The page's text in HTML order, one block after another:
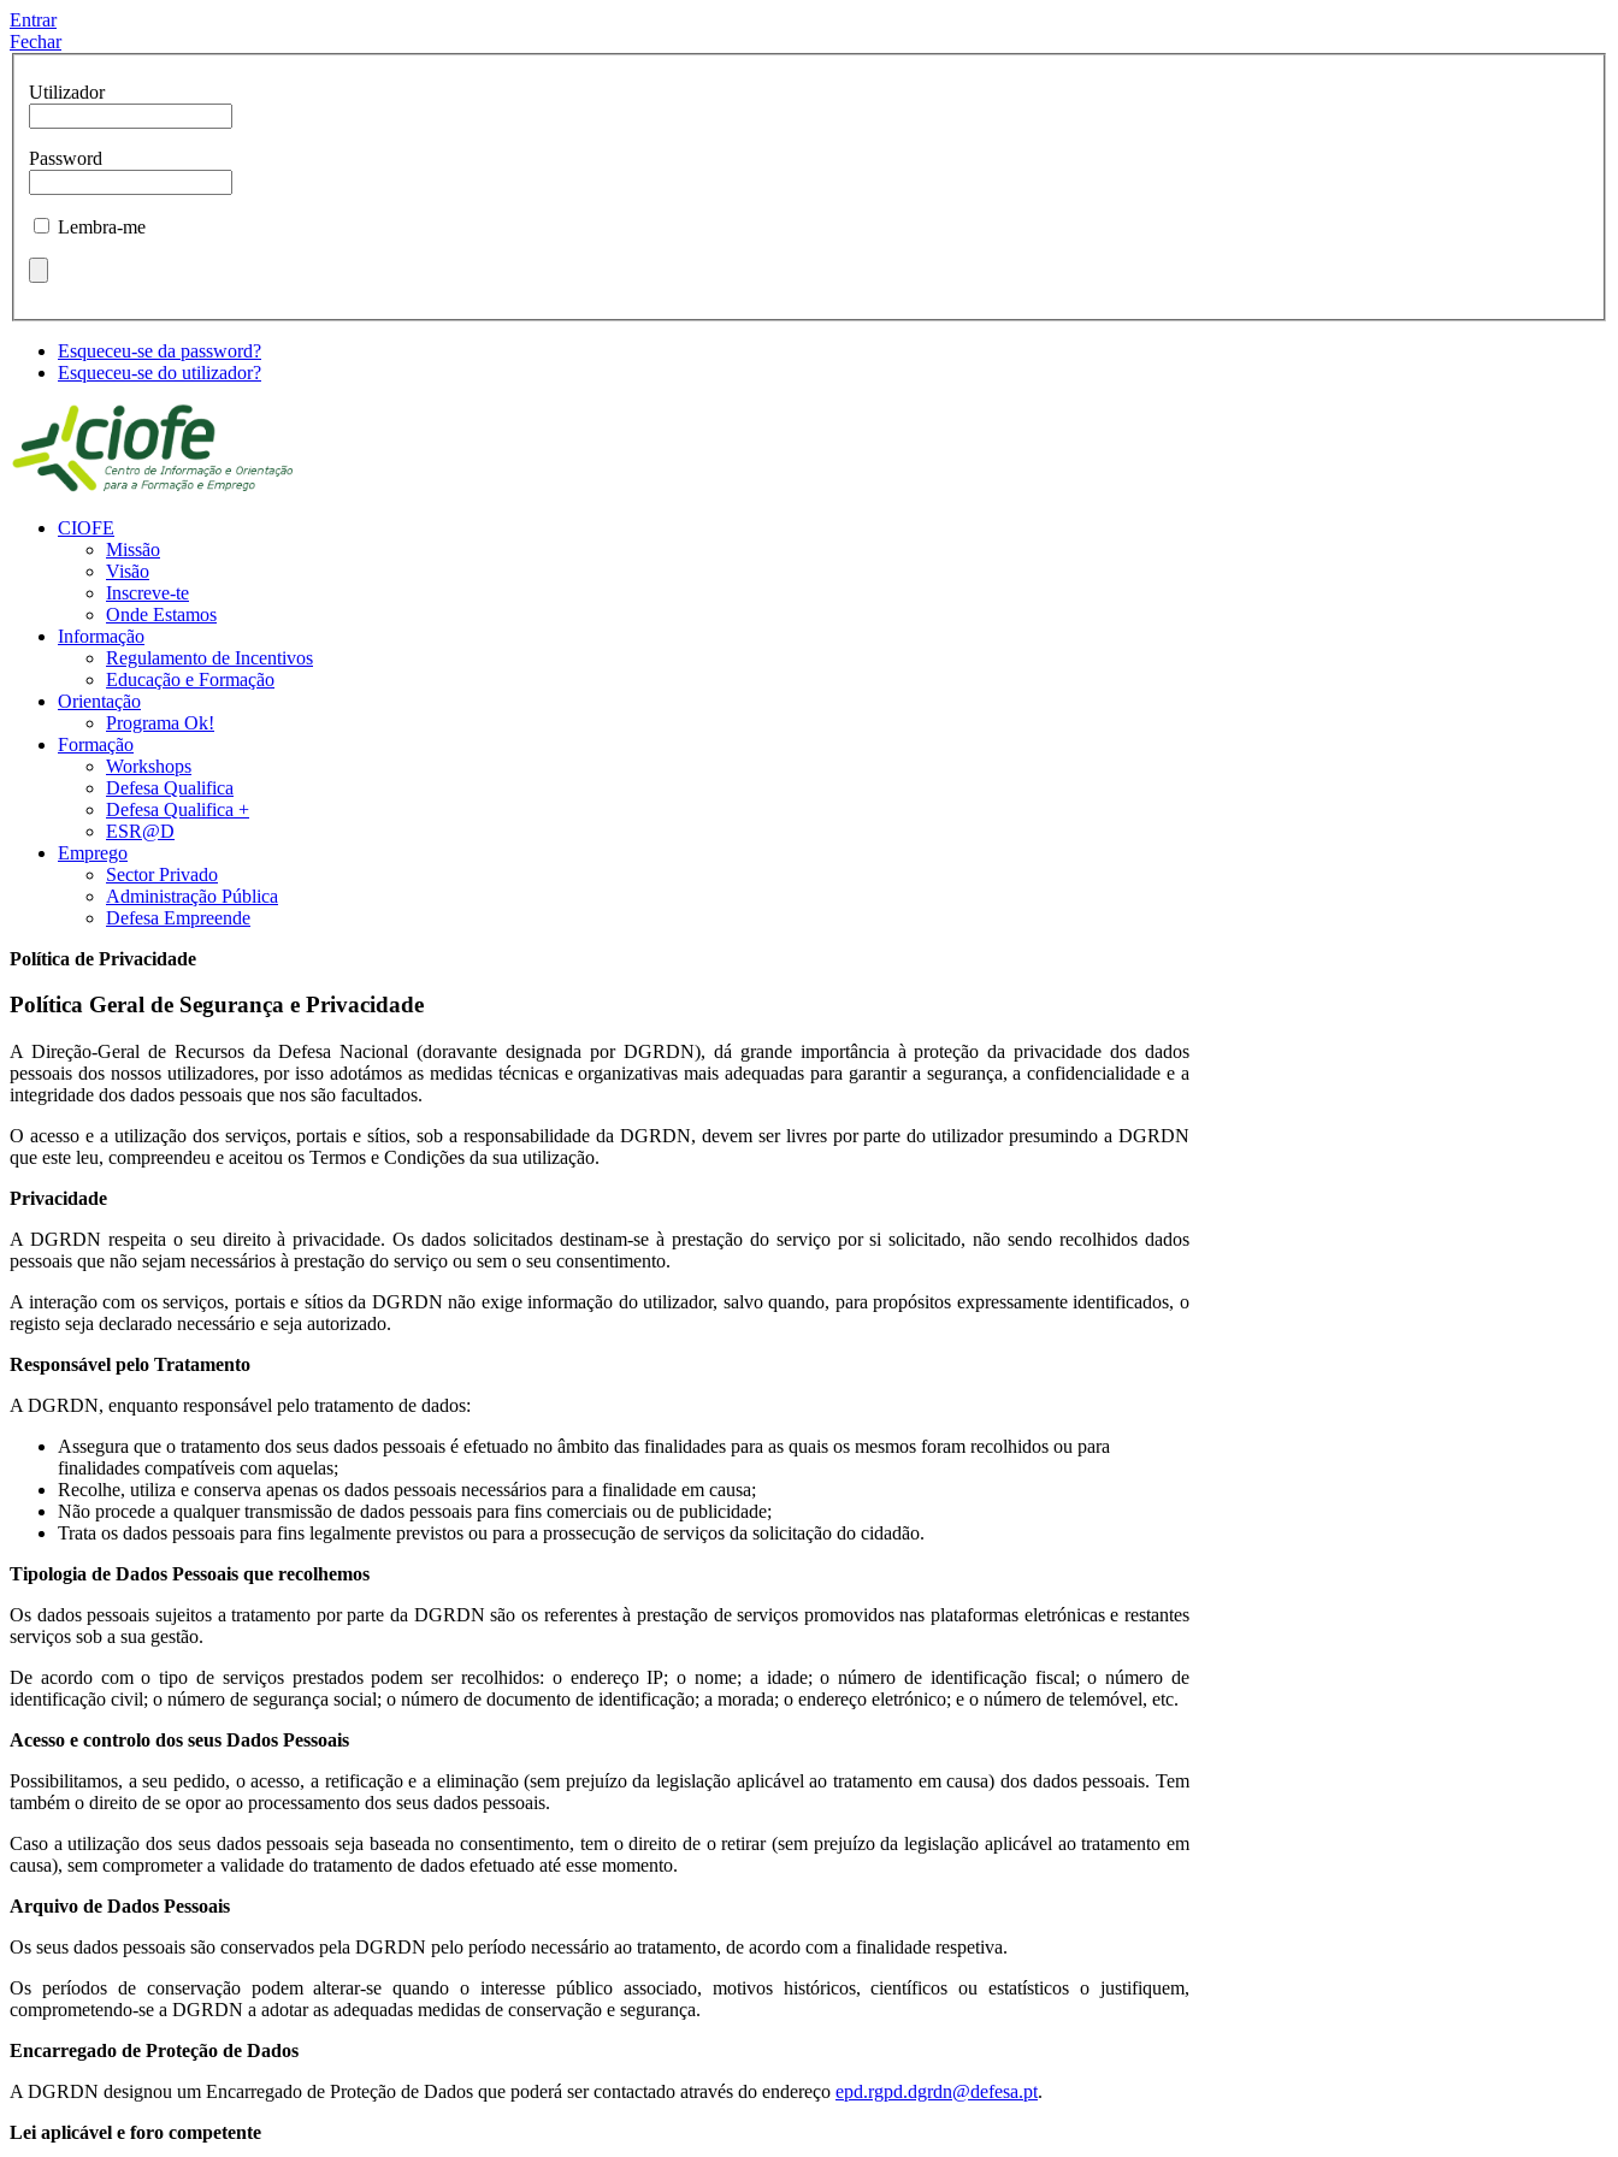
Entrar
Fechar
Utilizador
Password
Lembra-me
Esqueceu-se da password?
Esqueceu-se do utilizador?
CIOFE
Missão
Visão
Inscreve-te
Onde Estamos
Informação
Regulamento de Incentivos
Educação e Formação
Orientação
Programa Ok!
Formação
Workshops
Defesa Qualifica
Defesa Qualifica +
ESR@D
Emprego
Sector Privado
Administração Pública
Defesa Empreende
Política de Privacidade
Política Geral de Segurança e Privacidade
A Direção-Geral de Recursos da Defesa Nacional (doravante designada por DGRDN), dá grande importância à proteção da privacidade dos dados
pessoais dos nossos utilizadores, por isso adotámos as medidas técnicas e organizativas mais adequadas para garantir a segurança, a confidencialidade e a
integridade dos dados pessoais que nos são facultados.
O acesso e a utilização dos serviços, portais e sítios, sob a responsabilidade da DGRDN, devem ser livres por parte do utilizador presumindo a DGRDN
que este leu, compreendeu e aceitou os Termos e Condições da sua utilização.
Privacidade
A DGRDN respeita o seu direito à privacidade. Os dados solicitados destinam-se à prestação do serviço por si solicitado, não sendo recolhidos dados
pessoais que não sejam necessários à prestação do serviço ou sem o seu consentimento.
A interação com os serviços, portais e sítios da DGRDN não exige informação do utilizador, salvo quando, para propósitos expressamente identificados, o
registo seja declarado necessário e seja autorizado.
Responsável pelo Tratamento
A DGRDN, enquanto responsável pelo tratamento de dados:
Assegura que o tratamento dos seus dados pessoais é efetuado no âmbito das finalidades para as quais os mesmos foram recolhidos ou para
finalidades compatíveis com aquelas;
Recolhe, utiliza e conserva apenas os dados pessoais necessários para a finalidade em causa;
Não procede a qualquer transmissão de dados pessoais para fins comerciais ou de publicidade;
Trata os dados pessoais para fins legalmente previstos ou para a prossecução de serviços da solicitação do cidadão.
Tipologia de Dados Pessoais que recolhemos
Os dados pessoais sujeitos a tratamento por parte da DGRDN são os referentes à prestação de serviços promovidos nas plataformas eletrónicas e restantes
serviços sob a sua gestão.
De acordo com o tipo de serviços prestados podem ser recolhidos: o endereço IP; o nome; a idade; o número de identificação fiscal; o número de
identificação civil; o número de segurança social; o número de documento de identificação; a morada; o endereço eletrónico; e o número de telemóvel, etc.
Acesso e controlo dos seus Dados Pessoais
Possibilitamos, a seu pedido, o acesso, a retificação e a eliminação (sem prejuízo da legislação aplicável ao tratamento em causa) dos dados pessoais. Tem
também o direito de se opor ao processamento dos seus dados pessoais.
Caso a utilização dos seus dados pessoais seja baseada no consentimento, tem o direito de o retirar (sem prejuízo da legislação aplicável ao tratamento em
causa), sem comprometer a validade do tratamento de dados efetuado até esse momento.
Arquivo de Dados Pessoais
Os seus dados pessoais são conservados pela DGRDN pelo período necessário ao tratamento, de acordo com a finalidade respetiva.
Os períodos de conservação podem alterar-se quando o interesse público associado, motivos históricos, científicos ou estatísticos o justifiquem,
comprometendo-se a DGRDN a adotar as adequadas medidas de conservação e segurança.
Encarregado de Proteção de Dados
A DGRDN designou um Encarregado de Proteção de Dados que poderá ser contactado através do endereço epd.rgpd.dgrdn@defesa.pt.
Lei aplicável e foro competente